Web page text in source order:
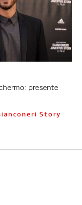
presente
Story